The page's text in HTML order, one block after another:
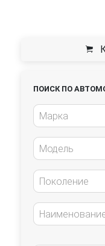
ПОИСК ПО
Марка
Модель
Поколение